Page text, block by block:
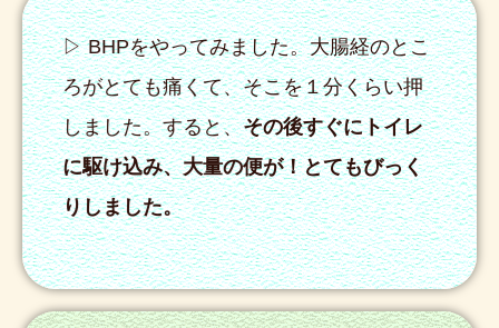
▷ BHPをやってみました。大腸経のとこ
ろがとても痛くて、そこを１分くらい押
しました。すると、その後すぐにトイレ
に駆け込み、大量の便が！とてもびっく
りしました。